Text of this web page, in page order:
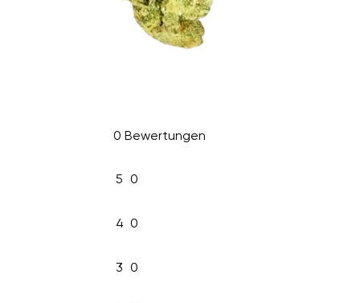
0 Bewertungen
5 0
4 0
3 0